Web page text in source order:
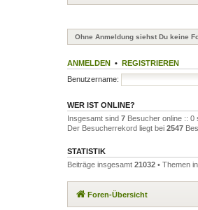
Ohne Anmeldung siehst Du keine
ANMELDEN • REGISTRIEREN
Benutzername:
WER IST ONLINE?
Insgesamt sind 7 Besucher online :: 0
Der Besucherrekord liegt bei 2547
STATISTIK
Beiträge insgesamt 21032 • Themen
Foren-Übersicht